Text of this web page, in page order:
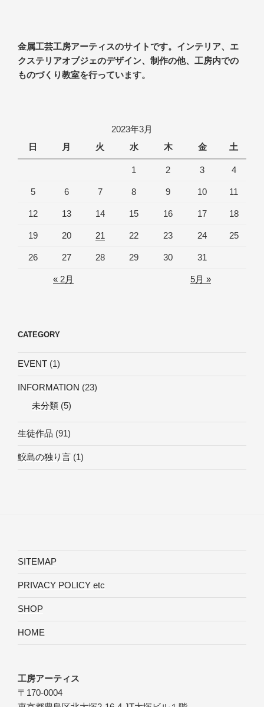
金属工芸工房アーティスのサイトです。インテリア、エ
クステリアオブジェのデザイン、制作の他、工房内での
ものづくり教室を行っています。
2023年3月
日
月 火 水 木 金 土
1 2 3 4
5 6 7 8 9 10 11
12 13 14 15 16 17 18
19 20 21 22 23 24 25
26 27 28 29 30 31
« 2月 5月 »
CATEGORY
EVENT (1)
INFORMATION (23)
未分類 (5)
生徒作品 (91)
鮫島の独り言 (1)
SITEMAP
PRIVACY POLICY etc
SHOP
HOME
工房アーティス
〒170-0004